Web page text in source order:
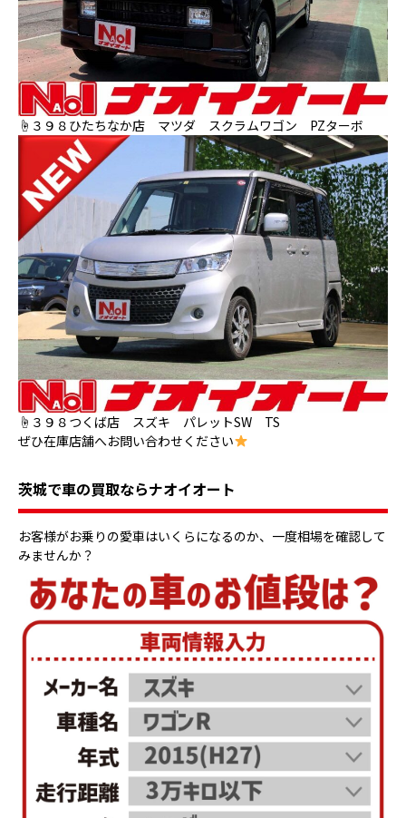
☝３９８ひたちなか店 マツダ スクラムワゴン PZターボ
☝３９８つくば店 スズキ パレットSW TS
ぜひ在庫店舗へお問い合わせください
茨城で車の買取ならナオイオート
お客様がお乗りの愛車はいくらになるのか、一度相場を確認して
みませんか？